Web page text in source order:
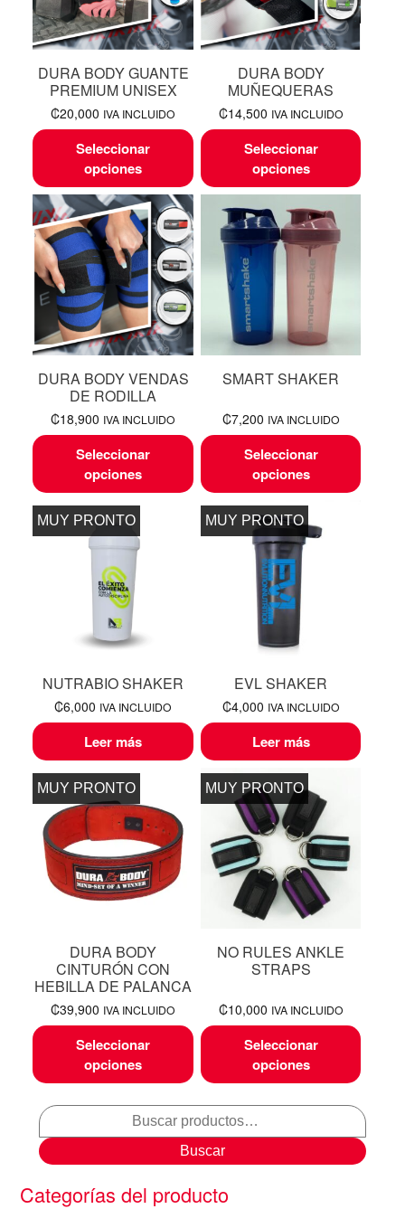
Buscar
Categorías del producto
DURA BODY GUANTE
PREMIUM UNISEX
₡20,000 IVA INCLUIDO
Seleccionar
opciones
DURA BODY
MUÑEQUERAS
₡14,500 IVA INCLUIDO
Seleccionar
opciones
DURA BODY VENDAS
DE RODILLA
₡18,900 IVA INCLUIDO
Seleccionar
opciones
SMART SHAKER
₡7,200 IVA INCLUIDO
Seleccionar
opciones
MUY PRONTO
NUTRABIO SHAKER
₡6,000 IVA INCLUIDO
Leer más
MUY PRONTO
EVL SHAKER
₡4,000 IVA INCLUIDO
Leer más
MUY PRONTO
DURA BODY
CINTURÓN CON
HEBILLA DE PALANCA
₡39,900 IVA INCLUIDO
Seleccionar
opciones
MUY PRONTO
NO RULES ANKLE
STRAPS
₡10,000 IVA INCLUIDO
Seleccionar
opciones